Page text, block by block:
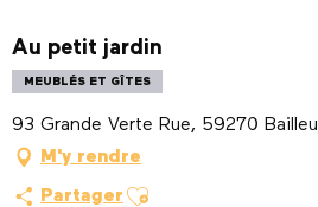
Au petit jardin
MEUBLÉS ET GÎTES
93 Grande Verte Rue, 59270 Bailleul
M'y rendre
Partager Ajouter aux favoris